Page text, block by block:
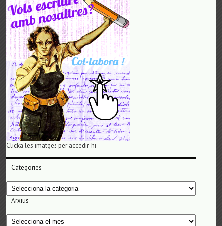
Clicka les imatges per accedir-hi
Categories
Categories
Arxius
Arxius